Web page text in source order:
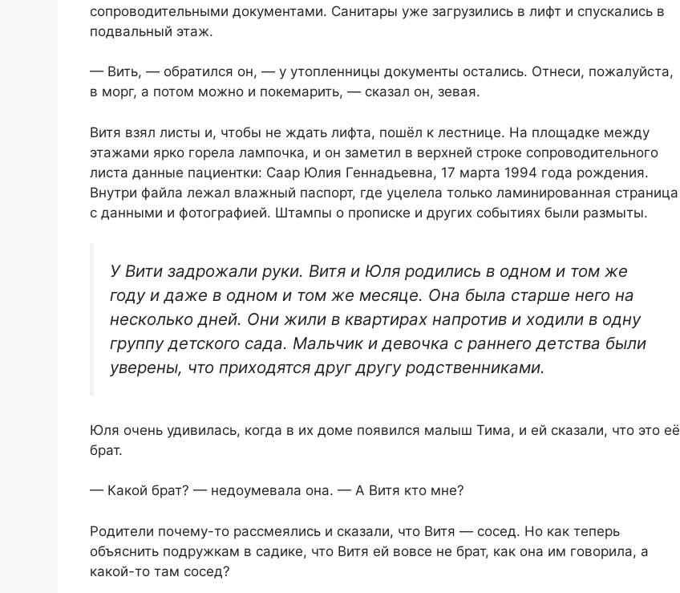
сопроводительными документами. Санитары уже загрузились в лифт и спускались в
подвальный этаж.
— Вить, — обратился он, — у утопленницы документы остались. Отнеси, пожалуйста,
в морг, а потом можно и покемарить, — сказал он, зевая.
Витя взял листы и, чтобы не ждать лифта, пошёл к лестнице. На площадке между
этажами ярко горела лампочка, и он заметил в верхней строке сопроводительного
листа данные пациентки: Саар Юлия Геннадьевна, 17 марта 1994 года рождения.
Внутри файла лежал влажный паспорт, где уцелела только ламинированная страница
с данными и фотографией. Штампы о прописке и других событиях были размыты.
У Вити задрожали руки. Витя и Юля родились в одном и том же
году и даже в одном и том же месяце. Она была старше него на
несколько дней. Они жили в квартирах напротив и ходили в одну
группу детского сада. Мальчик и девочка с раннего детства были
уверены, что приходятся друг другу родственниками.
Юля очень удивилась, когда в их доме появился малыш Тима, и ей сказали, что это её
брат.
— Какой брат? — недоумевала она. — А Витя кто мне?
Родители почему-то рассмеялись и сказали, что Витя — сосед. Но как теперь
объяснить подружкам в садике, что Витя ей вовсе не брат, как она им говорила, а
какой-то там сосед?